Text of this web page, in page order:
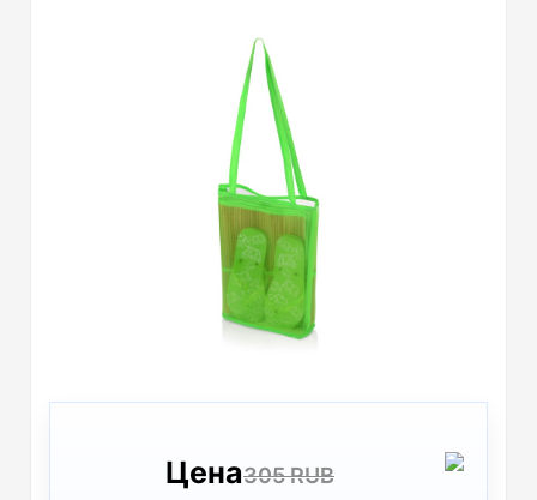
Цена305 RUB